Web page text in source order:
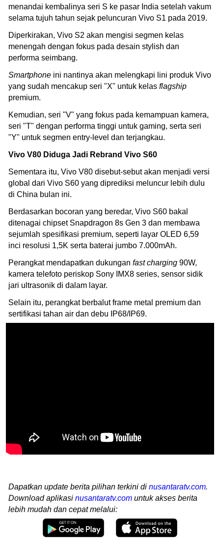
menandai kembalinya seri S ke pasar India setelah vakum
selama tujuh tahun sejak peluncuran Vivo S1 pada 2019.
Diperkirakan, Vivo S2 akan mengisi segmen kelas
menengah dengan fokus pada desain stylish dan
performa seimbang.
Smartphone ini nantinya akan melengkapi lini produk Vivo
yang sudah mencakup seri "X" untuk kelas flagship
premium.
Kemudian, seri "V" yang fokus pada kemampuan kamera,
seri "T" dengan performa tinggi untuk gaming, serta seri
"Y" untuk segmen entry-level dan terjangkau.
Vivo V80 Diduga Jadi Rebrand Vivo S60
Sementara itu, Vivo V80 disebut-sebut akan menjadi versi
global dari Vivo S60 yang diprediksi meluncur lebih dulu
di China bulan ini.
Berdasarkan bocoran yang beredar, Vivo S60 bakal
ditenagai chipset Snapdragon 8s Gen 3 dan membawa
sejumlah spesifikasi premium, seperti layar OLED 6,59
inci resolusi 1,5K serta baterai jumbo 7.000mAh.
Perangkat mendapatkan dukungan fast charging 90W,
kamera telefoto periskop Sony IMX8 series, sensor sidik
jari ultrasonik di dalam layar.
Selain itu, perangkat berbalut frame metal premium dan
sertifikasi tahan air dan debu IP68/IP69.
Dapatkan update berita pilihan terkini di nusantaratv.com.
Download aplikasi nusantaratv.com untuk akses berita
lebih mudah dan cepat melalui: